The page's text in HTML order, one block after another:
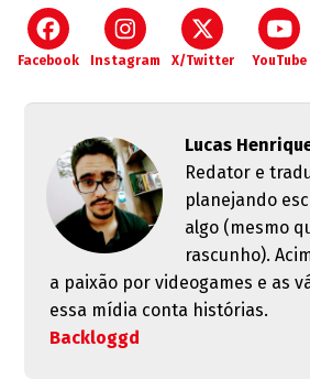
Facebook Instagram X/Twitter YouTube
Lucas
Redator e
planejando
algo (mesmo
rascunho).
a paixão por videogames e as
essa mídia conta histórias.
Backloggd